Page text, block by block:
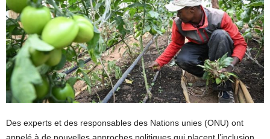
Des experts et des responsables des Nations unies (ONU) ont
appelé à de nouvelles approches politiques qui placent l’inclusion